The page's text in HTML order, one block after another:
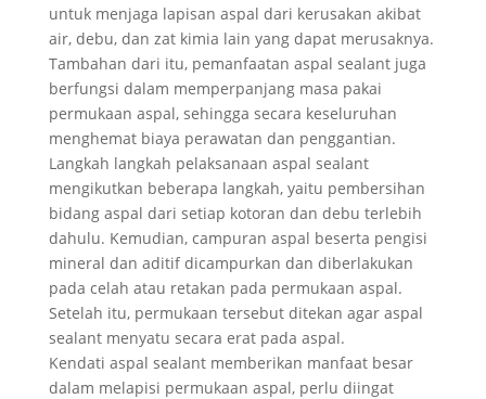
untuk menjaga lapisan aspal dari kerusakan akibat
air, debu, dan zat kimia lain yang dapat merusaknya.
Tambahan dari itu, pemanfaatan aspal sealant juga
berfungsi dalam memperpanjang masa pakai
permukaan aspal, sehingga secara keseluruhan
menghemat biaya perawatan dan penggantian.
Langkah langkah pelaksanaan aspal sealant
mengikutkan beberapa langkah, yaitu pembersihan
bidang aspal dari setiap kotoran dan debu terlebih
dahulu. Kemudian, campuran aspal beserta pengisi
mineral dan aditif dicampurkan dan diberlakukan
pada celah atau retakan pada permukaan aspal.
Setelah itu, permukaan tersebut ditekan agar aspal
sealant menyatu secara erat pada aspal.
Kendati aspal sealant memberikan manfaat besar
dalam melapisi permukaan aspal, perlu diingat